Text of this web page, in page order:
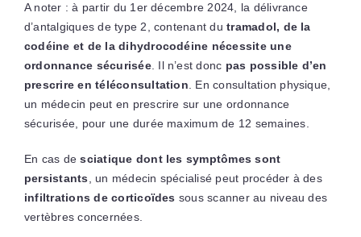
A noter : à partir du 1er décembre 2024, la délivrance
d’antalgiques de type 2, contenant dutramadol, de la
codéine et de la dihydrocodéine nécessite une
ordonnance sécurisée. Il n’est donc pas possible d’en
prescrire en téléconsultation. En consultation physique,
un médecin peut en prescrire sur une ordonnance
sécurisée, pour une durée maximum de 12 semaines.
En cas desciatique dont les symptômes sont
persistants, un médecin spécialisé peut procéder à des
infiltrations de corticoïdes sous scanner au niveau des
vertèbres concernées.